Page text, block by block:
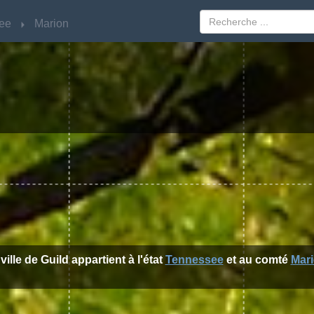
Marion
ville de Guild appartient à l'état Tennesseeet au comté
Marion